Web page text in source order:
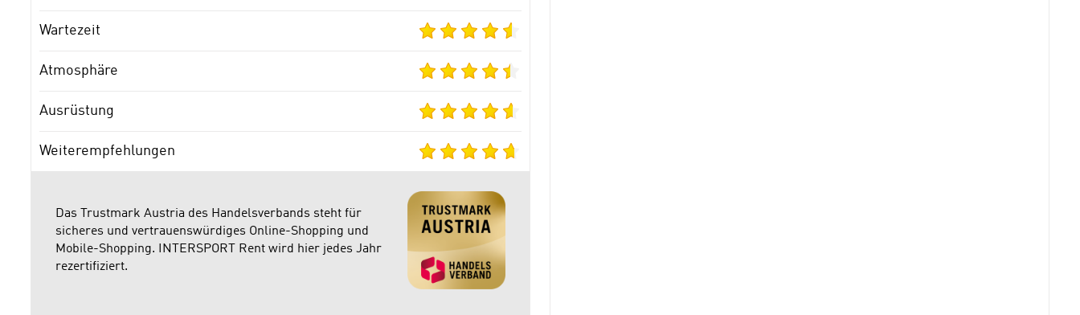
Wartezeit
Atmosphäre
Ausrüstung
Weiterempfehlungen
Das Trustmark Austria des Handelsverbands steht für
sicheres und vertrauenswürdiges Online-Shopping und
Mobile-Shopping. INTERSPORT Rent wird hier jedes Jahr
rezertifiziert.